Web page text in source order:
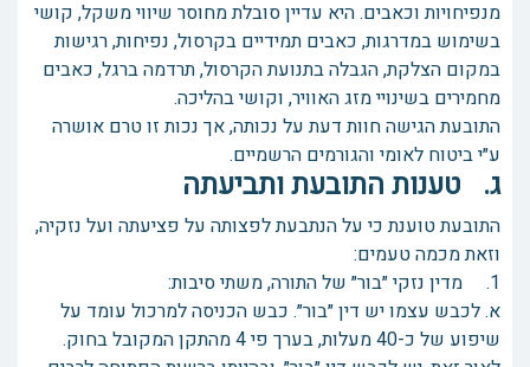
מנפיחויות וכאבים. היא עדיין סובלת מחוסר שיווי משקל, קושי
בשימוש במדרגות, כאבים תמידיים בקרסול, נפיחות, רגישות
במקום הצלקת, הגבלה בתנועת הקרסול, תרדמה ברגל, כאבים
מחמירים בשינויי מזג האוויר, וקושי בהליכה.
התובעת הגישה חוות דעת על נכותה, אך נכות זו טרם אושרה
ע״י ביטוח לאומי והגורמים הרשמיים.
ג. טענות התובעת ותביעתה
התובעת טוענת כי על הנתבעת לפצותה על פציעתה ועל נזקיה,
וזאת מכמה טעמים:
1. מדין נזקי ״בור״ של התורה, משתי סיבות:
א. לכבש עצמו יש דין ״בור״. כבש הכניסה למרכול עומד על
שיפוע של כ-40 מעלות, בערך פי 4 מהתקן המקובל בחוק.